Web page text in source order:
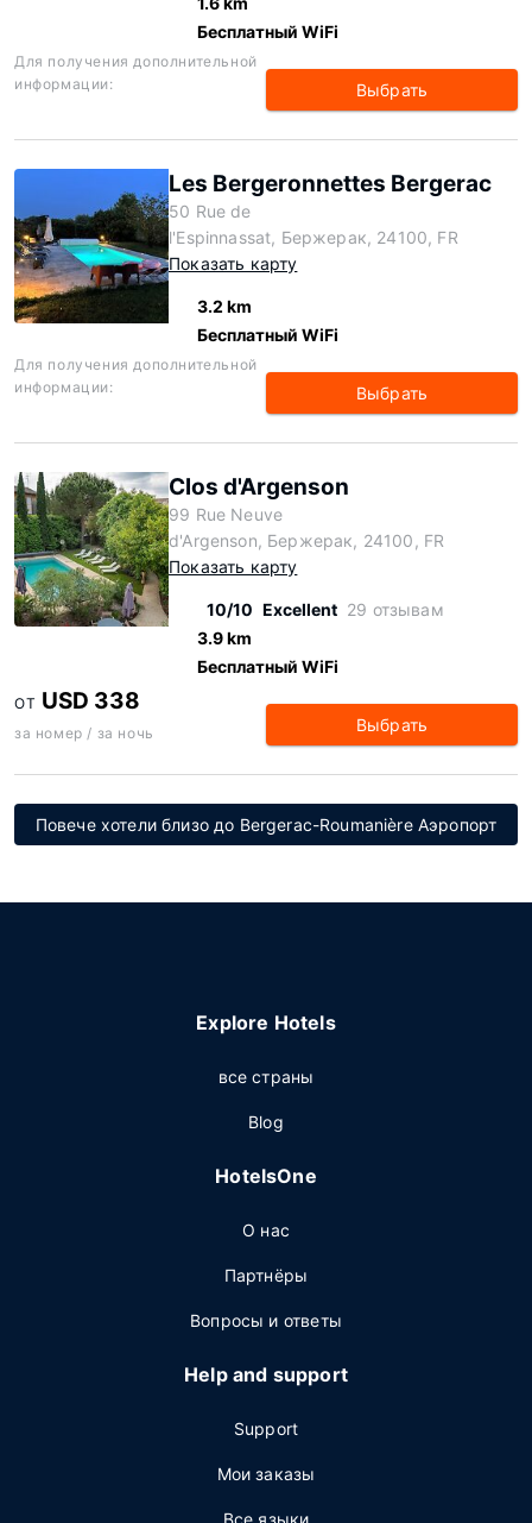
Бесплатный WiFi
Для получения дополнительной
информации:
Выбрать
Les Bergeronnettes Bergerac
50 Rue de
l'Espinnassat, Бержерак, 24100, FR
Показать карту
3.2 km
Бесплатный WiFi
Для получения дополнительной
информации:
Выбрать
Clos d'Argenson
99 Rue Neuve
d'Argenson, Бержерак, 24100, FR
Показать карту
10/10 Excellent 29 отзывам
3.9 km
Бесплатный WiFi
ОТ USD 338
за номер / за ночь Выбрать
Повече хотели близо до Bergerac-Roumanière Аэропорт
Explore Hotels
все страны
Blog
HotelsOne
О нас
Партнёры
Вопросы и ответы
Help and support
Support
Мои заказы
Все языки